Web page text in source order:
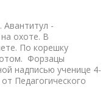
Авантитул -
охоте. В
По корешку
Форзацы
надписью ученице 4-
Педагогического